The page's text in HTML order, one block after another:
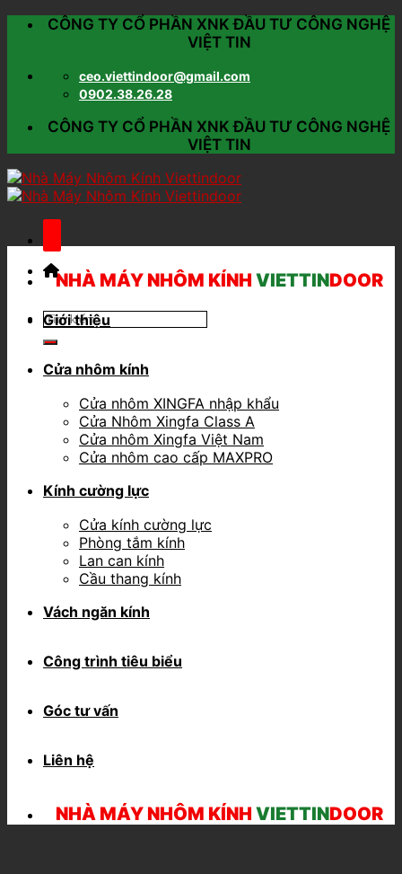
Skip
CÔNG TY CỔ PHẦN XNK ĐẦU TƯ CÔNG NGHỆ
VIỆT TIN
ceo.viettindoor@gmail.com
0902.38.26.28
CÔNG TY CỔ PHẦN XNK ĐẦU TƯ CÔNG NGHỆ
VIỆT TIN
NHÀ MÁY NHÔM KÍNH VIETTINDOOR
Giới thiệu
Cửa nhôm kính
Cửa nhôm XINGFA nhập khẩu
Cửa Nhôm Xingfa Class A
Cửa nhôm Xingfa Việt Nam
Cửa nhôm cao cấp MAXPRO
Kính cường lực
Cửa kính cường lực
Phòng tắm kính
Lan can kính
Cầu thang kính
Vách ngăn kính
Công trình tiêu biểu
Góc tư vấn
Liên hệ
NHÀ MÁY NHÔM KÍNH VIETTINDOOR